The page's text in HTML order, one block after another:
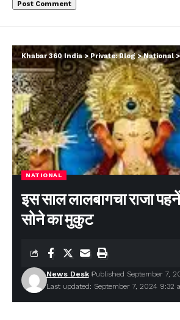
Khabar 360 India>Private: Blog>National
NATIONAL
इस साल लालबागचा राजा
सोने का मुकुट
Last updated: September 7, 2024 9:32
News Desk Published September 7,